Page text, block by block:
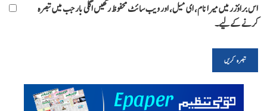
اس براؤزر میں میرا نام، ای میل، اور ویب سائٹ محفوظ رکھیں اگلی بار جب میں تبصرہ
کرنے کےلیے۔